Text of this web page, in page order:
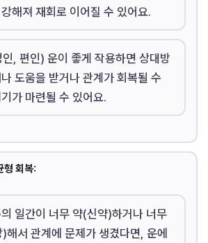
해져 재회로 이어질 수 있어요.
, 편인) 운이 좋게 작용하면 상대방
도움을 받거나 관계가 회복될 수
가 마련될 수 있어요.
회복:
일간이 너무 약(신약)하거나 너무
해서 관계에 문제가 생겼다면, 운에